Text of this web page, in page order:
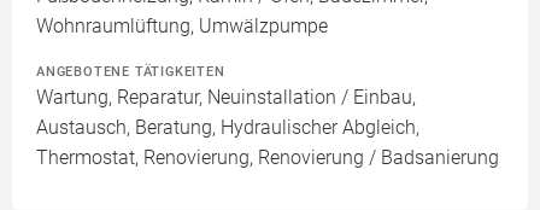
Wohnraumlüftung, Umwälzpumpe
ANGEBOTENE TÄTIGKEITEN
Wartung, Reparatur, Neuinstallation / Einbau,
Austausch, Beratung, Hydraulischer Abgleich,
Thermostat, Renovierung, Renovierung / Badsanierung